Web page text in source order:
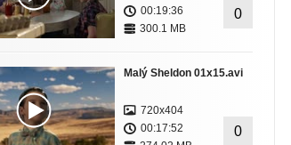
00:19:36
300.1 MB
0
Malý Sheldon 01x15.avi
720x404
00:17:52
0